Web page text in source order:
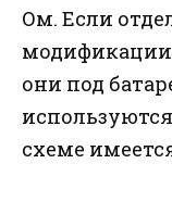
Ом. Если
модификации
они под
схеме